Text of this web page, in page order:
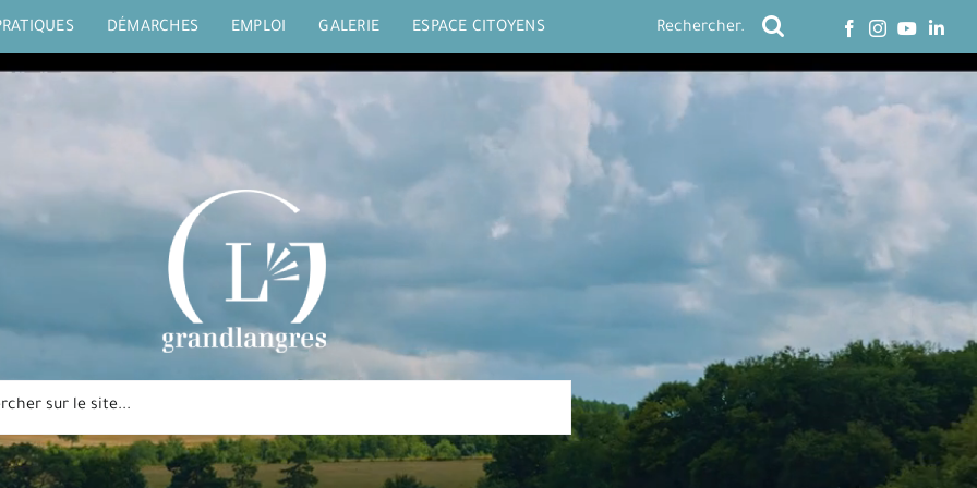
DÉMARCHES EMPLOI GALERIE ESPACE CITOYENS Rechercher: